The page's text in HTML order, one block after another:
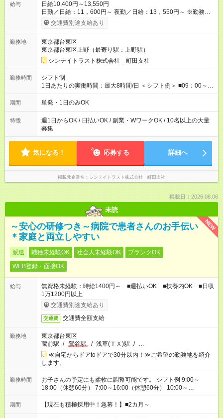
給与
日給10,400円～13,550円
日勤／日給：11，600円～ 夜勤／日給：13，550円～ ※勤務数
が週2日以下の場合 日勤／日給：10，400円 夜勤／日給：12，
350円 ■交通費別途全額支給 ※規定あり ■支払方法：日払い └日
⇒希望をお聞かせください♪ ■各種資格手当あり ■残業手当あり ■
日給保障あり └早く終わっても”全額”支給！ ・－・－・ ≪ 法定
研修 ≫ 研修時の給与： 日給10，000円×3日間（24時間） ＝研
修費として合計30，000円支給 ＋交通費全額支給 ※規定あり
【試用期間】試用期間なし
交通費別途支給あり
勤務地
東京都台東区
東京都台東区上野（最寄り駅：上野駅）
シンテイトラスト株式会社 町田支社
勤務時間
シフト制
1日あたりの実働時間：最大8時間/日 ＜シフト例＞ ■09：00～
18：00 ■20：00～翌5：00 など！ 上記時間内で、 実働8時
間・休憩1時間／日
期間 単発・1日のみOK
特徴
週1日からOK / 日払いOK / 副業・WワークOK / 10名以上の大量
募集
気になる！ 応募する 詳細へ
掲載元企業名 シンテイトラスト株式会社 町田支社
掲載日：2026.08.06
未読
NEW
～安心の研修つき～病院で患者さんのお手伝い
＊家庭と両立しやすい
派遣 職種未経験OK 社会人未経験OK
ブランクOK
WEB登録・面接OK
給与
無資格未経験：時給1400円～ ■週払いOK ■扶養内OK ■日収
1万1200円以上
交通費別途支給あり
交通費 交通費全額支給
勤務地
東京都台東区
蔵前駅 / 鶯谷駅 / 浅草(ＴＸ)駅 / …
≪自宅からドアtoドアで30分以内！≫ご希望の勤務地を紹介
します。
勤務時間
お子さんの予定にも柔軟に調整可能です。 シフト例 9:00～
18:00（休憩60分） 7:00～16:00（休憩60分） 10:00～
19:00（休憩60分） ※Wワーク希望の方へ 今ご覧のお仕事で希
望する勤務時間と、もう1つのお仕事の勤務時間の合計が 週40
期間 【現在も積極採用中！急募！】■2カ月～